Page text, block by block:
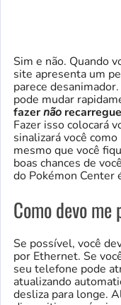
Sim e não. Quando
site apresenta um
parece
pode mudar
fazernão
Fazer isso colocará
sinalizará você
mesmo que você
boas chances de
do Pokémon Center
Como devo
Se possível, você
por Ethernet. Se
seu telefone pode
atualizando
desliza para longe.